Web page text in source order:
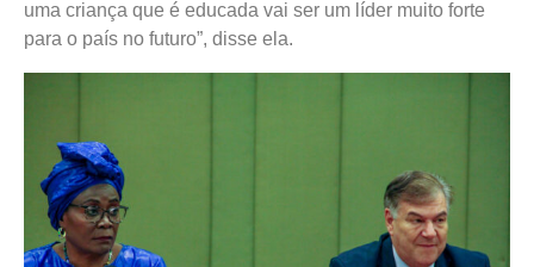
uma criança que é educada vai ser um líder muito forte
para o país no futuro”, disse ela.